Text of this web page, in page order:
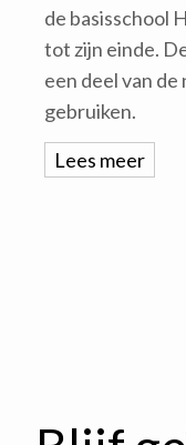
de basisschool
tot zijn einde.
een deel van
gebruiken.
Lees meer